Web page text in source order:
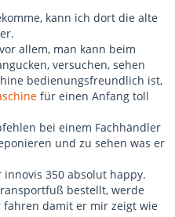
kann ich dort die alte
allem, man kann beim
versuchen, sehen
bedienungsfreundlich ist,
für einen Anfang toll
bei einem Fachhändler
und zu sehen was er
350 absolut happy.
bestellt, werde
damit er mir zeigt wie